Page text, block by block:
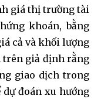
giá thị trường tài
khoán, bằng
cả và khối lượng
trên giả định rằng
giao dịch trong
dự đoán xu hướng